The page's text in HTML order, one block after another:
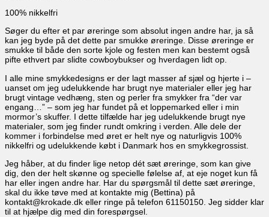
100% nikkelfri
Søger du efter et par øreringe som absolut ingen andre har, ja så
kan jeg byde på det dette par smukke øreringe. Disse øreringe er
smukke til både den sorte kjole og festen men kan bestemt også
pifte ethvert par slidte cowboybukser og hverdagen lidt op.
I alle mine smykkedesigns er der lagt masser af sjæl og hjerte i –
uanset om jeg udelukkende har brugt nye materialer eller jeg har
brugt vintage vedhæng, sten og perler fra smykker fra “der var
engang…” – som jeg har fundet på et loppemarked eller i min
mormor’s skuffer. I dette tilfælde har jeg udelukkende brugt nye
materialer, som jeg finder rundt omkring i verden. Alle dele der
kommer i forbindelse med øret er helt nye og naturligvis 100%
nikkelfri og udelukkende købt i Danmark hos en smykkegrossist.
Jeg håber, at du finder lige netop dét sæt øreringe, som kan give
dig, den der helt skønne og specielle følelse af, at eje noget kun få
har eller ingen andre har. Har du spørgsmål til dette sæt øreringe,
skal du ikke tøve med at kontakte mig (Bettina) på
kontakt@krokade.dk eller ringe på telefon 61150150. Jeg sidder klar
til at hjælpe dig med din forespørgsel.